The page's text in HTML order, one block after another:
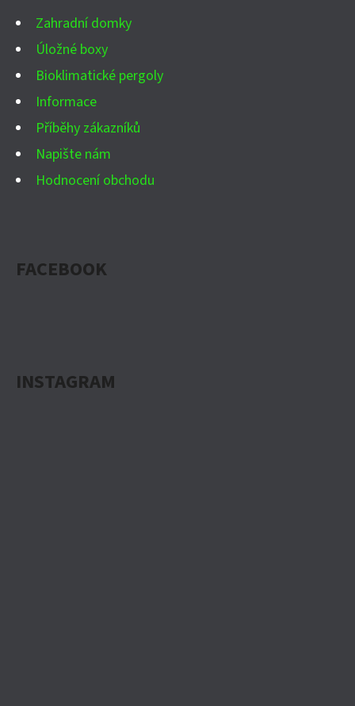
Zahradní domky
Úložné boxy
Bioklimatické pergoly
Informace
Příběhy zákazníků
Napište nám
Hodnocení obchodu
FACEBOOK
INSTAGRAM